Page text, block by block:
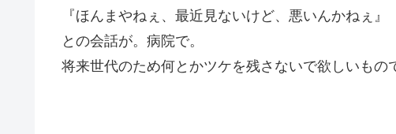
『ほんまやねぇ、最近見ないけど、悪いんかねぇ』
との会話が。病院で。
将来世代のため何とかツケを残さないで欲しいもの